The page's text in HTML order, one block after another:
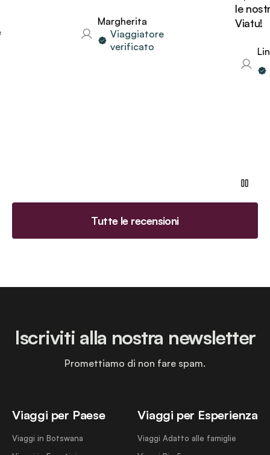
Margherita
Viaggiatore
verificato
le
Viatu!
Linda
Tutte le recensioni
Viaggi per Paese
Viaggi in Botswana
Viaggi per Esperienza
Viaggi Adatto alle famiglie
Iscriviti alla nostra newsletter
Promettiamo di non fare spam.